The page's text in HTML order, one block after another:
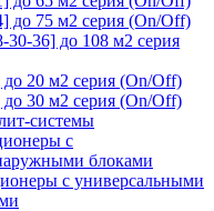
до 75 м2 серия (On/Off)
36] до 108 м2 серия
20 м2 серия (On/Off)
30 м2 серия (On/Off)
системы
с
блоками
с универсальными